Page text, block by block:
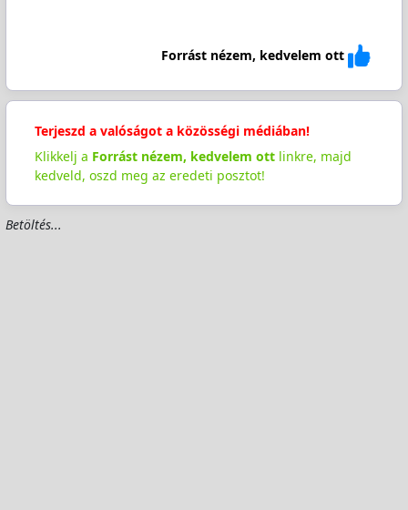
Forrást nézem, kedvelem ott
Terjeszd a valóságot a közösségi médiában!
Klikkelj a Forrást nézem, kedvelem ottlinkre, majd
kedveld, oszd meg az eredeti posztot!
Betöltés...